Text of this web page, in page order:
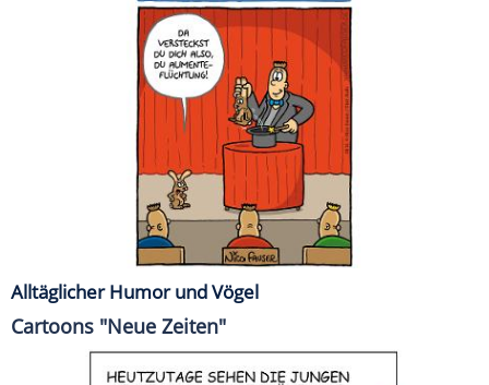
Alltäglicher Humor und Vögel
Cartoons "Neue Zeiten"